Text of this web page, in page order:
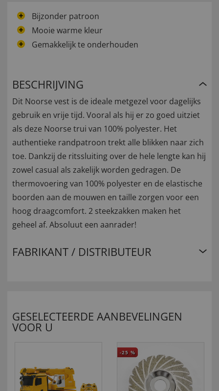
Bijzonder patroon
Mooie warme kleur
Gemakkelijk te onderhouden
BESCHRIJVING
Dit Noorse vest is de ideale metgezel voor dagelijks
gebruik en vrije tijd. Vooral als hij er zo goed uitziet
als deze Noorse trui van 100% polyester. Het
authentieke randpatroon trekt alle blikken naar zich
toe. Dankzij de ritssluiting over de hele lengte kan hij
zowel casual als zakelijk worden gedragen. De
thermovoering van 100% polyester en de elastische
boorden aan de mouwen en taille zorgen voor een
hoog draagcomfort. 2 steekzakken maken het
geheel af. Absoluut een aanrader!
FABRIKANT / DISTRIBUTEUR
GESELECTEERDE AANBEVELINGEN
VOOR U
-25 %